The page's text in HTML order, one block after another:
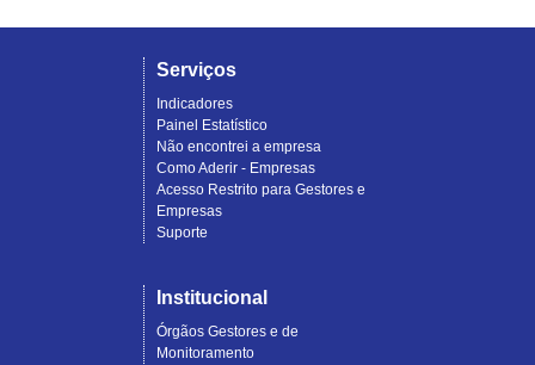
Serviços
Indicadores
Painel Estatístico
Não encontrei a empresa
Como Aderir - Empresas
Acesso Restrito para Gestores e
Empresas
Suporte
Institucional
Órgãos Gestores e de
Monitoramento